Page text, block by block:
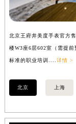
北京王府井美度手表官方
楼W3座6层602室（需提
标准的职业培训....详情 >
北京 上海